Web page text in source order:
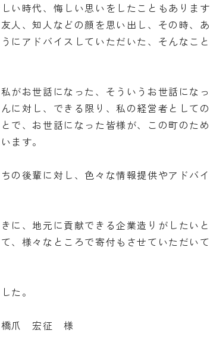
い時代、悔しい思いをしたこともあります
人、知人などの顔を思い出し、その時、あ
にアドバイスしていただいた、そんなこと
がお世話になった、そういうお世話になっ
に対し、できる限り、私の経営者としての
で、お世話になった皆様が、この町のため
ます。
の後輩に対し、色々な情報提供やアドバイ
に、地元に貢献できる企業造りがしたいと
、様々なところで寄付もさせていただいて
た。
橋爪 宏征 様